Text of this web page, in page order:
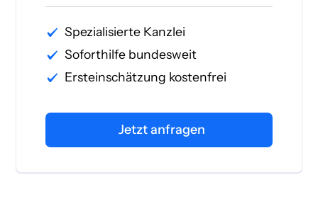
Spezialisierte Kanzlei
Soforthilfe bundesweit
Ersteinschätzung kostenfrei
Jetzt anfragen